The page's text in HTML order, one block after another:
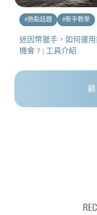
#熱點話題 #新手教學
迷因幣獵手，如何運
機會 ? | 工具介紹